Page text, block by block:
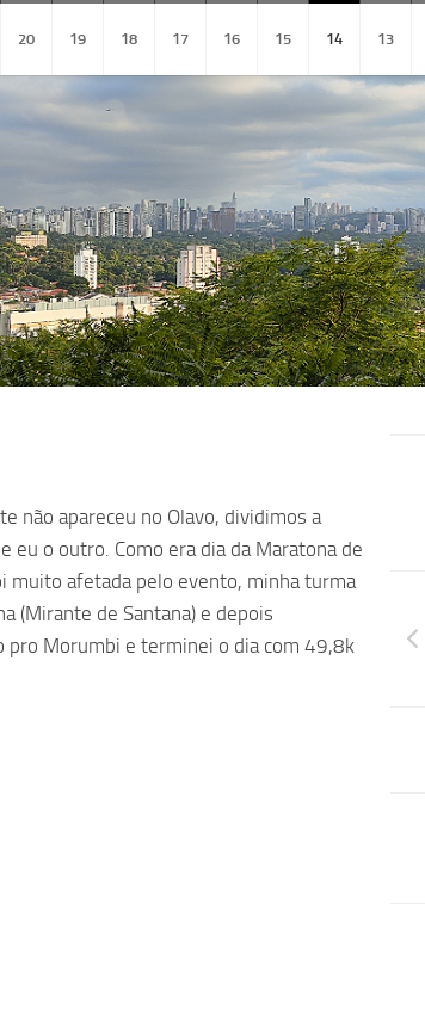
20 19 18 17 16 15 14 13
não apareceu no Olavo, dividimos a
eu o outro. Como era dia da Maratona de
muito afetada pelo evento, minha turma
(Mirante de Santana) e depois
pro Morumbi e terminei o dia com 49,8k